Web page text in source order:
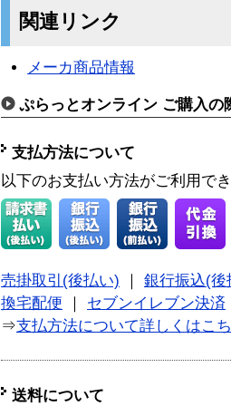
関連リンク
メーカ商品情報
ぷらっとオンライン ご購入の
支払方法について
以下のお支払い方法がご利用で
売掛取引(後払い)
銀行振込(後
換宅配便
セブンイレブン決済
⇒支払方法について詳しくはこ
送料について